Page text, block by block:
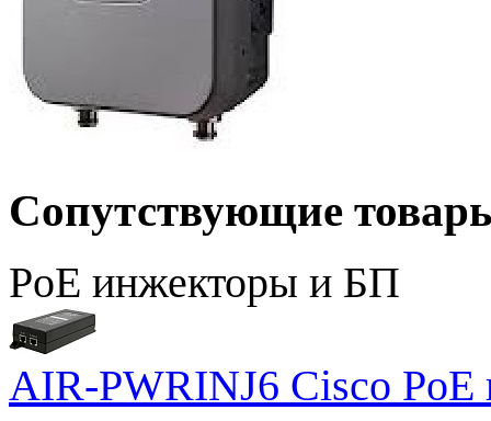
Сопутствующие
PoE инжекторы и БП
AIR-PWRINJ6 Cisco PoE